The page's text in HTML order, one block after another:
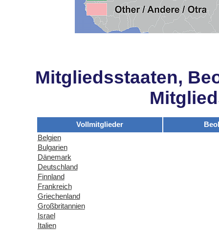
Mitgliedsstaaten,
Vollmitglieder
Belgien
Bulgarien
Dänemark
Deutschland
Finnland
Frankreich
Griechenland
Großbritannien
Israel
Italien